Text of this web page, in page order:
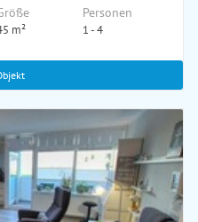
m²
Personen
1 - 4